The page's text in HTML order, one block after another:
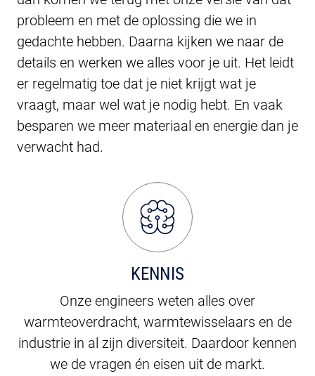
probleem en met de oplossing die we in
gedachte hebben. Daarna kijken we naar de
details en werken we alles voor je uit. Het leidt
er regelmatig toe dat je niet krijgt wat je
vraagt, maar wel wat je nodig hebt. En vaak
besparen we meer materiaal en energie dan je
verwacht had.
KENNIS
Onze engineers weten alles over
warmteoverdracht, warmtewisselaars en de
industrie in al zijn diversiteit. Daardoor kennen
we de vragen én eisen uit de markt.